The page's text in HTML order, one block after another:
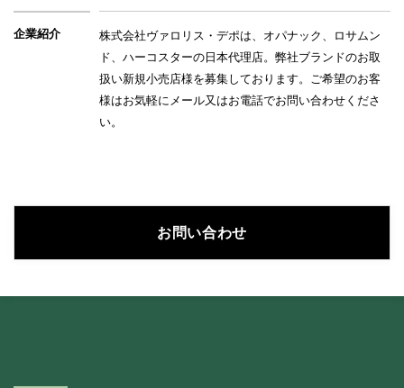
企業紹介
株式会社ヴァロリス・デポは、オパナック、ロサムン
ド、ハーコスターの日本代理店。弊社ブランドのお取
扱い新規小売店様を募集しております。ご希望のお客
様はお気軽にメール又はお電話でお問い合わせくださ
い。
お問い合わせ